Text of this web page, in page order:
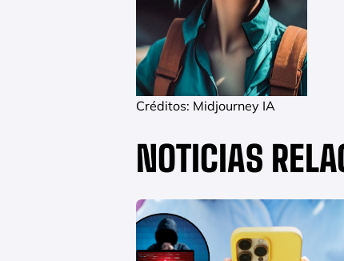
Créditos: Midjourney IA
NOTICIAS